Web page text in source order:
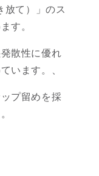
て）」のス
す。
散性に優れ
います。、
プ留めを採